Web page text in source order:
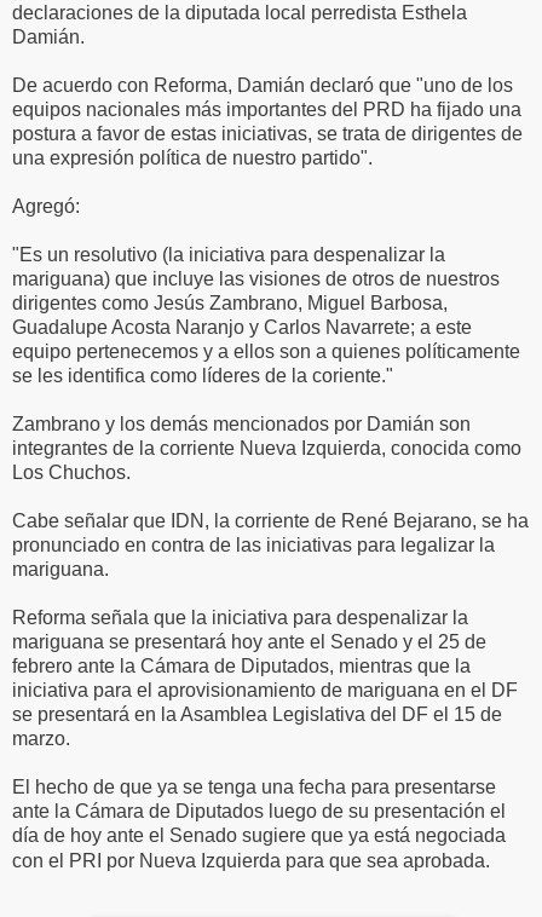
declaraciones de la diputada local perredista Esthela
Damián.
De acuerdo con Reforma, Damián declaró que "uno de los
equipos nacionales más importantes del PRD ha fijado una
postura a favor de estas iniciativas, se trata de dirigentes de
una expresión política de nuestro partido".
Agregó:
"Es un resolutivo (la iniciativa para despenalizar la
mariguana) que incluye las visiones de otros de nuestros
dirigentes como Jesús Zambrano, Miguel Barbosa,
Guadalupe Acosta Naranjo y Carlos Navarrete; a este
equipo pertenecemos y a ellos son a quienes políticamente
se les identifica como líderes de la coriente."
Zambrano y los demás mencionados por Damián son
integrantes de la corriente Nueva Izquierda, conocida como
Los Chuchos.
Cabe señalar que IDN, la corriente de René Bejarano, se ha
pronunciado en contra de las iniciativas para legalizar la
mariguana.
Reforma señala que la iniciativa para despenalizar la
mariguana se presentará hoy ante el Senado y el 25 de
febrero ante la Cámara de Diputados, mientras que la
iniciativa para el aprovisionamiento de mariguana en el DF
se presentará en la Asamblea Legislativa del DF el 15 de
marzo.
El hecho de que ya se tenga una fecha para presentarse
ante la Cámara de Diputados luego de su presentación el
día de hoy ante el Senado sugiere que ya está negociada
con el PRI por Nueva Izquierda para que sea aprobada.